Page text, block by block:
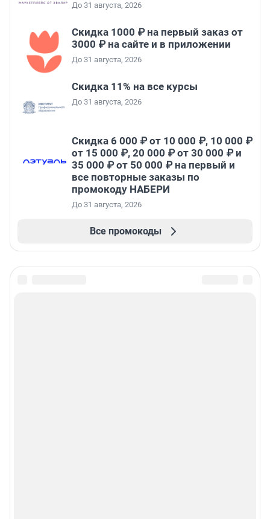
До 31 августа, 2026
Скидка 1000 ₽ на первый заказ от
3000 ₽ на сайте и в приложении
До 31 августа, 2026
Скидка 11% на все курсы
До 31 августа, 2026
Скидка 6 000 ₽ от 10 000 ₽, 10 000 ₽
от 15 000 ₽, 20 000 ₽ от 30 000 ₽ и
35 000 ₽ от 50 000 ₽ на первый и
все повторные заказы по
промокоду НАБЕРИ
До 31 августа, 2026
Все промокоды